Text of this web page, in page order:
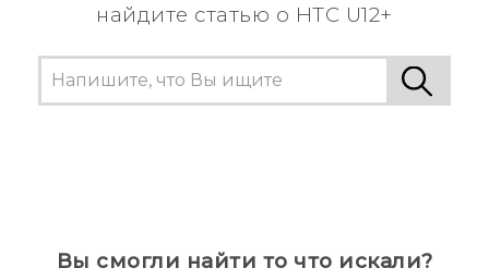
найдите статью о HTC U12+
Вы смогли найти то что искали?